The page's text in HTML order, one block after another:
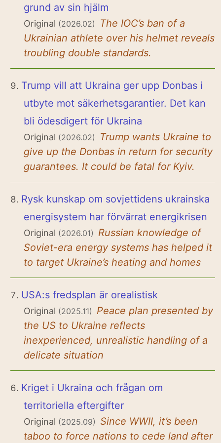
grund av sin hjälm
Original (2026.02)
The IOC’s ban of a
Ukrainian athlete over his helmet reveals
troubling double standards.
Trump vill att Ukraina ger upp Donbas i
utbyte mot säkerhetsgarantier. Det kan
bli ödesdigert för Ukraina
Original (2026.02)
Trump wants Ukraine to
give up the Donbas in return for security
guarantees. It could be fatal for Kyiv.
Rysk kunskap om sovjettidens ukrainska
energisystem har förvärrat energikrisen
Original (2026.01) Russian knowledge of
Soviet-era energy systems has helped it
to target Ukraine’s heating and homes
USA:s fredsplan är orealistisk
Original (2025.11) Peace plan presented by
the US to Ukraine reflects
inexperienced, unrealistic handling of a
delicate situation
Kriget i Ukraina och frågan om
territoriella eftergifter
Original (2025.09) Since WWII, it’s been
taboo to force nations to cede land after